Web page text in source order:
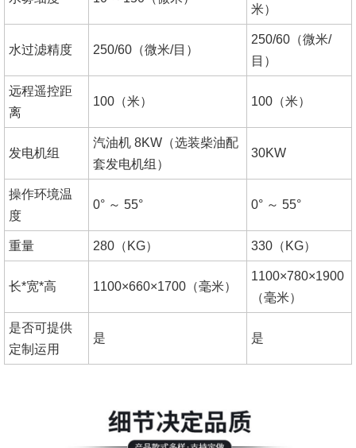
米）
水过滤精度 250/60（微米/目）
250/60（微米/
目）
远程遥控距
离
100（米） 100（米）
发电机组
汽油机 8KW（选装柴油配
套发电机组）
30KW
操作环境温
度
0° ～ 55° 0° ～ 55°
重量 280（KG） 330（KG）
长*宽*高 1100×660×1700（毫米）
1100×780×1900
（毫米）
是否可提供
定制运用
是 是